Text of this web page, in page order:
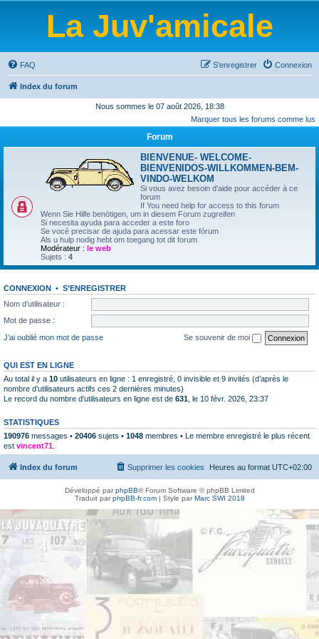
La Juv'amicale
FAQ Connexion
S’enregistrer
Index du forum
Nous sommes le 07 août 2026, 18:38
Marquer tous les forums comme lus
Forum
BIENVENUE- WELCOME-
BIENVENIDOS-WILLKOMMEN-BEM-
VINDO-WELKOM
Si vous avez besoin d'aide pour accéder à ce
forum
If You need help for access to this forum
Wenn Sie Hilfe benötigen, um in diesem Forum zugreifen
Si necesita ayuda para acceder a este foro
Se você precisar de ajuda para acessar este fórum
Als u hulp nodig hebt om toegang tot dit forum
Modérateur : le web
Sujets : 4
CONNEXION • S’ENREGISTRER
Nom d’utilisateur :
Mot de passe :
J’ai oublié mon mot de passe
Se souvenir de moi
QUI EST EN LIGNE
Au total il y a 10 utilisateurs en ligne : 1 enregistré, 0 invisible et 9 invités (d’après le
nombre d’utilisateurs actifs ces 2 dernières minutes)
Le record du nombre d’utilisateurs en ligne est de 631 , le 10 févr. 2026, 23:37
STATISTIQUES
190976 messages • 20406 sujets • 1048 membres • Le membre enregistré le plus récent
est vincent71
Index du forum Heures au format UTC+02:00
Supprimer les cookies
Développé parphpBB® Forum Software © phpBB Limited
Traduit parphpBB-fr.com| Style parMarc SWI 2018